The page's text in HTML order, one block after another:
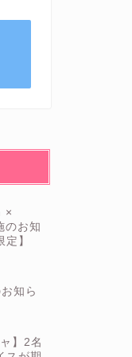
×
のお知
】
知ら
】2名